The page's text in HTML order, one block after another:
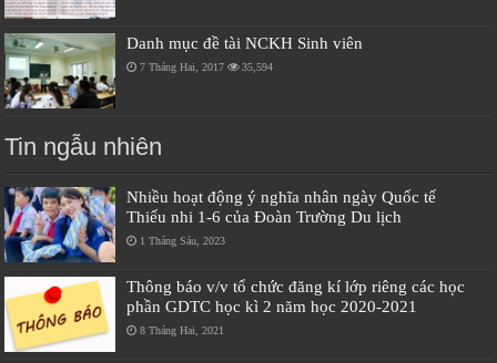
Danh mục đề tài NCKH Sinh viên
7 Tháng Hai, 2017 35,594
Tin ngẫu nhiên
Nhiều hoạt động ý nghĩa nhân ngày Quốc tế
Thiếu nhi 1-6 của Đoàn Trường Du lịch
1 Tháng Sáu, 2023
Thông báo v/v tổ chức đăng kí lớp riêng các học
phần GDTC học kì 2 năm học 2020-2021
8 Tháng Hai, 2021